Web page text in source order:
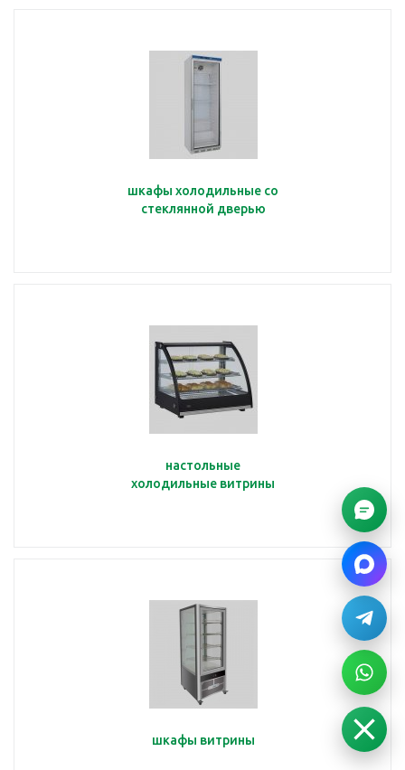
шкафы холодильные со
стеклянной дверью
настольные
холодильные витрины
шкафы витрины